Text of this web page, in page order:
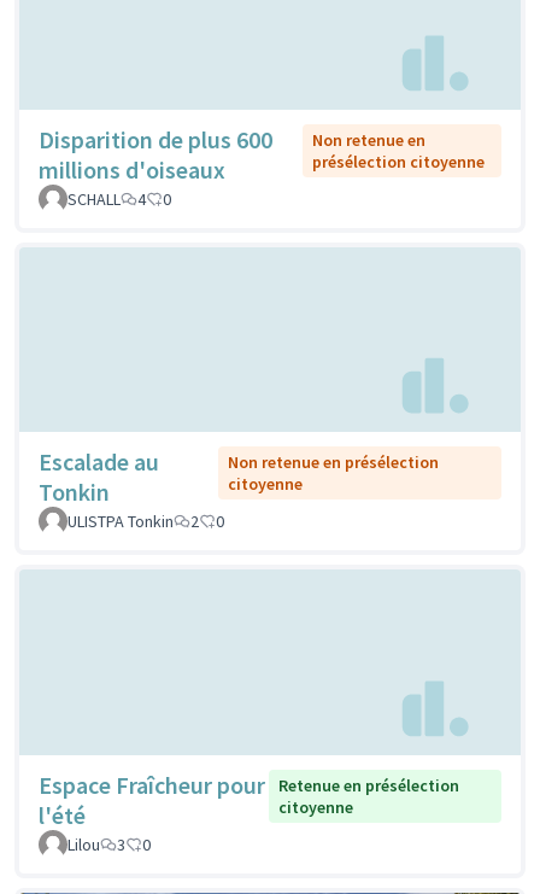
Disparition de plus 600
millions d'oiseaux
Non retenue en
présélection citoyenne
SCHALL
4 0
Escalade au
Tonkin
Non retenue en présélection
citoyenne
ULISTPA Tonkin
2 0
Espace Fraîcheur pour
l'été
Retenue en présélection
citoyenne
Lilou
3 0